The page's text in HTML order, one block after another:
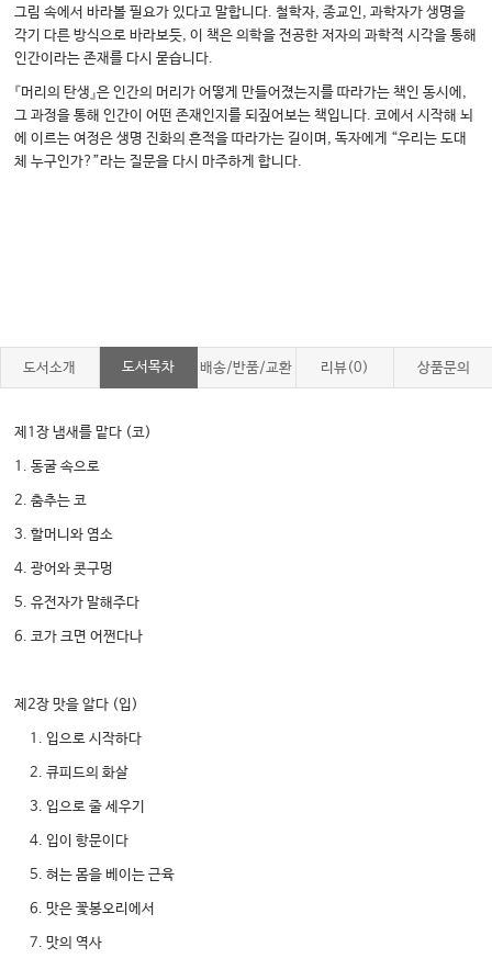
그림 속에서 바라볼 필요가 있다고 말합니다. 철학자, 종교인, 과학자가 생명을
각기 다른 방식으로 바라보듯, 이 책은 의학을 전공한 저자의 과학적 시각을 통해
인간이라는 존재를 다시 묻습니다.
『머리의 탄생』은 인간의 머리가 어떻게 만들어졌는지를 따라가는 책인 동시에,
그 과정을 통해 인간이 어떤 존재인지를 되짚어보는 책입니다. 코에서 시작해 뇌
에 이르는 여정은 생명 진화의 흔적을 따라가는 길이며, 독자에게 “우리는 도대
체 누구인가?”라는 질문을 다시 마주하게 합니다.
도서소개 도서목차 배송/반품/교환 리뷰(0) 상품문의
제1장 냄새를 맡다 (코)
1. 동굴 속으로
2. 춤추는 코
3. 할머니와 염소
4. 광어와 콧구멍
5. 유전자가 말해주다
6. 코가 크면 어쩐다나
제2장 맛을 알다 (입)
1. 입으로 시작하다
2. 큐피드의 화살
3. 입으로 줄 세우기
4. 입이 항문이다
5. 혀는 몸을 베이는 근육
6. 맛은 꽃봉오리에서
7. 맛의 역사